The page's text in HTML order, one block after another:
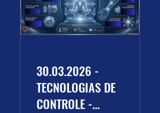
30.03.2026 -
TECNOLOGIAS DE
CONTROLE -